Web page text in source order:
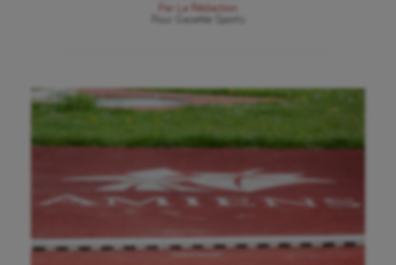
Par
La Rédaction
Gazette Sports